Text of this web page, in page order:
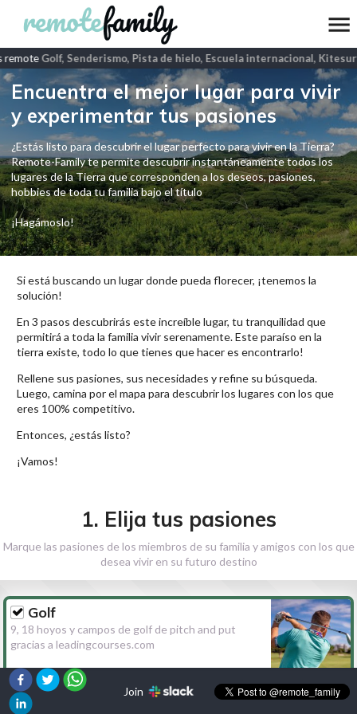
Golf, Senderismo, Pista de hielo, Escuela internacional, Kitesurf
Encuentra el mejor lugar para vivir
y experimentar tus pasiones
¿Estás listo para descubrir el lugar perfecto para vivir en la Tierra?
Remote-Family te permite descubrir instantáneamente todos los
lugares de la Tierra que corresponden a los deseos, pasiones,
hobbies de toda tu familia bajo el título
¡Hagámoslo!
Si está buscando un lugar donde pueda florecer, ¡tenemos la
solución!
En 3 pasos descubrirás este increíble lugar, tu tranquilidad que
permitirá a toda la familia vivir serenamente. Este paraíso en la
tierra existe, todo lo que tienes que hacer es encontrarlo!
Rellene sus pasiones, sus necesidades y refine su búsqueda.
Luego, camina por el mapa para descubrir los lugares con los que
eres 100% competitivo.
Entonces, ¿estás listo?
¡Vamos!
1. Elija tus pasiones
Marque las pasiones de los miembros de su familia y amigos con los que
desea vivir en su futuro destino
Golf
9, 18 hoyos y campos de golf de pitch and put
gracias a leadingcourses.com
Senderismo
Join